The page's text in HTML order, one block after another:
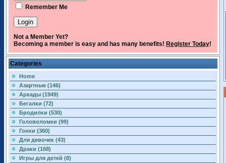
Remember Me
Not a Member Yet?
Becoming a member is easy and has many benefits! Register Today!
Categories
Home
Азартные (146)
Аркады (1949)
Бегалки (72)
Бродилки (530)
Головоломки (99)
Гонки (360)
Для девочек (43)
Драки (168)
Игры для детей (8)